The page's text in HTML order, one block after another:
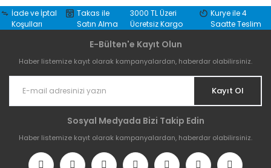
İade ve İptal
Koşulları
Takas ile
Satın Alma
3000 TL Üzeri
Ücretsiz Kargo
Kurye ile 4
Saatte Teslim
E-Bülten'e Kayıt Olun
Haber listemize kayıt olarak kampanyalardan, haberdar olabilirsiniz.
Kayıt Ol
Sosyal Medyada Bizi Takip Edin
Haber listemize kayıt olarak kampanyalardan, haberdar olabilirsiniz.